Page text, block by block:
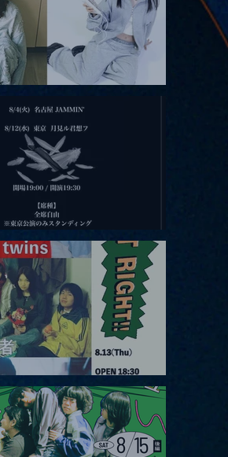
田澤孝介 ソロワンマン 「Ballad Box 2026」
JUST RIGHT!! vol.26